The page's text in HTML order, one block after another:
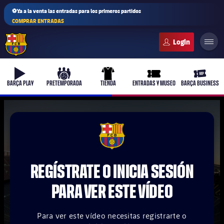
⚽Ya a la venta las entradas para los primeros partidos
COMPRAR ENTRADAS
b-play
BARÇA PLAY
culers-ball
PRETEMPORADA
uniform
TIENDA
ticket-full
ENTRADAS Y MUSEO
ticket-
BARÇA BUSINESS
plusicon
plusicon
más
FCB Barcelona badge
REGÍSTRATE O INICIA SESIÓN
PARA VER ESTE VÍDEO
Para ver este vídeo necesitas registrarte o